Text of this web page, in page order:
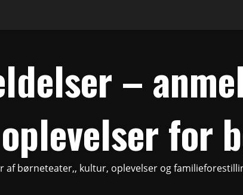
–
for
af børneteater,, kultur, oplevelser og